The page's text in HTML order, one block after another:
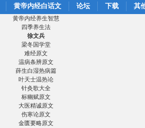
黄帝内经白话文 论坛 下载 其
黄帝内经养生智慧
四季养生法
徐文兵
梁冬国学堂
难经原文
温病条辨原文
薛生白湿热病篇
叶天士温热论
针灸歌大全
标幽赋原文
大医精诚原文
伤寒论原文
金匮要略原文